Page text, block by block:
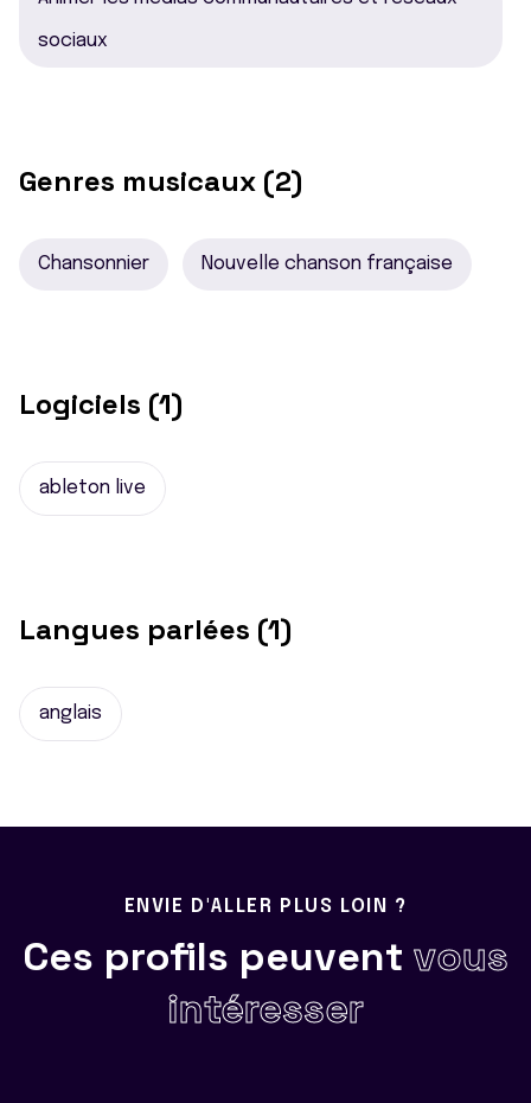
sociaux
Genres musicaux (2)
Chansonnier Nouvelle chanson française
Logiciels (1)
ableton live
Langues parlées (1)
anglais
ENVIE D'ALLER PLUS LOIN ?
Ces profils peuvent vous
intéresser